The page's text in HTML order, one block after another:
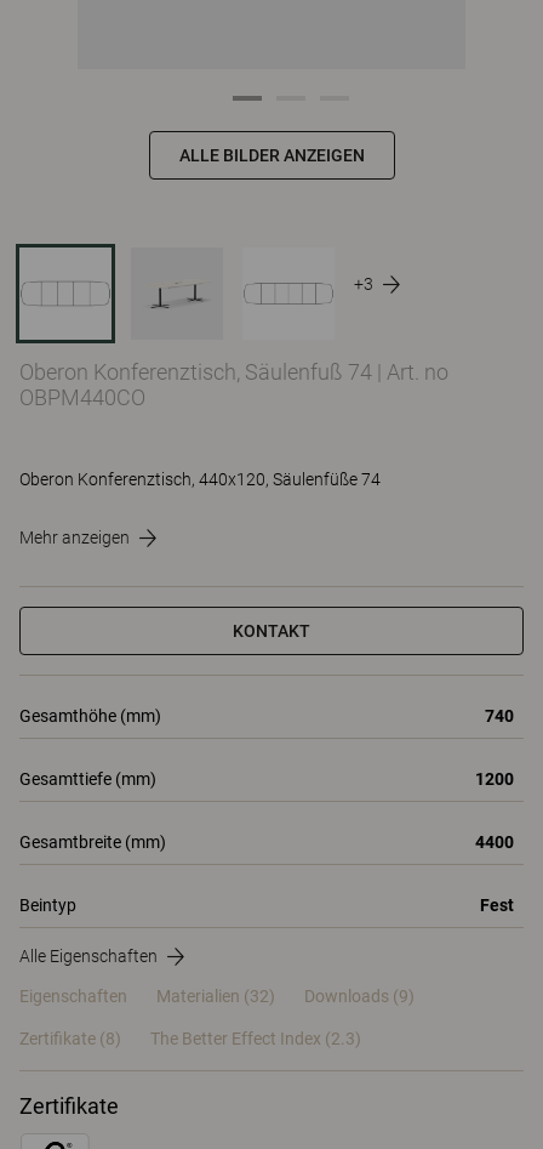
ALLE BILDER ANZEIGEN
+3
Oberon Konferenztisch, Säulenfuß 74 | Art. no
OBPM440CO
Oberon Konferenztisch, 440x120, Säulenfüße 74
Mehr anzeigen
KONTAKT
Gesamthöhe (mm) 740
Gesamttiefe (mm) 1200
Gesamtbreite (mm) 4400
Beintyp Fest
Alle Eigenschaften
Eigenschaften Materialien (32) Downloads (9)
Zertifikate (8) The Better Effect Index (2.3)
Zertifikate